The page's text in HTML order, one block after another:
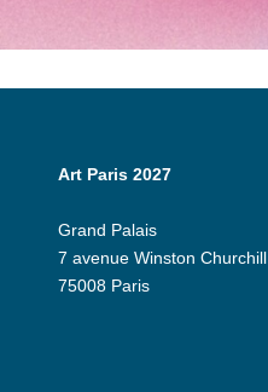
Art Paris 2027
Grand Palais
7 avenue Winston Churchill
75008 Paris